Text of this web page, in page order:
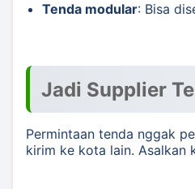
Tenda modular: Bisa
Jadi Supplier
Permintaan tenda nggak
kirim ke kota lain. Asalkan